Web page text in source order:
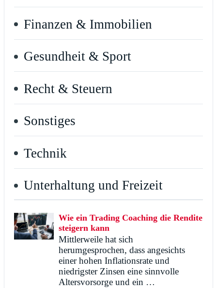
Finanzen & Immobilien
Gesundheit & Sport
Recht & Steuern
Sonstiges
Technik
Unterhaltung und Freizeit
Wie ein Trading Coaching die Rendite
steigern kann
Mittlerweile hat sich
herumgesprochen, dass angesichts
einer hohen Inflationsrate und
niedrigster Zinsen eine sinnvolle
Altersvorsorge und ein …